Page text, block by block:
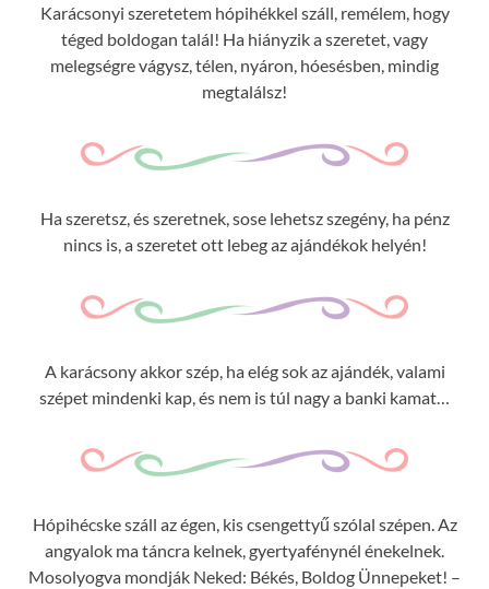
Karácsonyi szeretetem hópihékkel száll, remélem, hogy
téged boldogan talál! Ha hiányzik a szeretet, vagy
melegségre vágysz, télen, nyáron, hóesésben, mindig
megtalálsz!
Ha szeretsz, és szeretnek, sose lehetsz szegény, ha pénz
nincs is, a szeretet ott lebeg az ajándékok helyén!
A karácsony akkor szép, ha elég sok az ajándék, valami
szépet mindenki kap, és nem is túl nagy a banki kamat…
Hópihécske száll az égen, kis csengettyű szólal szépen. Az
angyalok ma táncra kelnek, gyertyafénynél énekelnek.
Mosolyogva mondják Neked: Békés, Boldog Ünnepeket! –